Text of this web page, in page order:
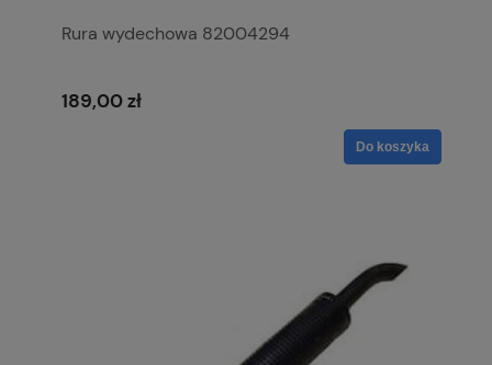
Rura wydechowa 82004294
189,00 zł
Do koszyka